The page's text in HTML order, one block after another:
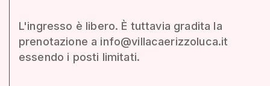
L'ingresso è libero. È tuttavia gradita la
prenotazione a info@villacaerizzoluca.it
essendo i posti limitati.